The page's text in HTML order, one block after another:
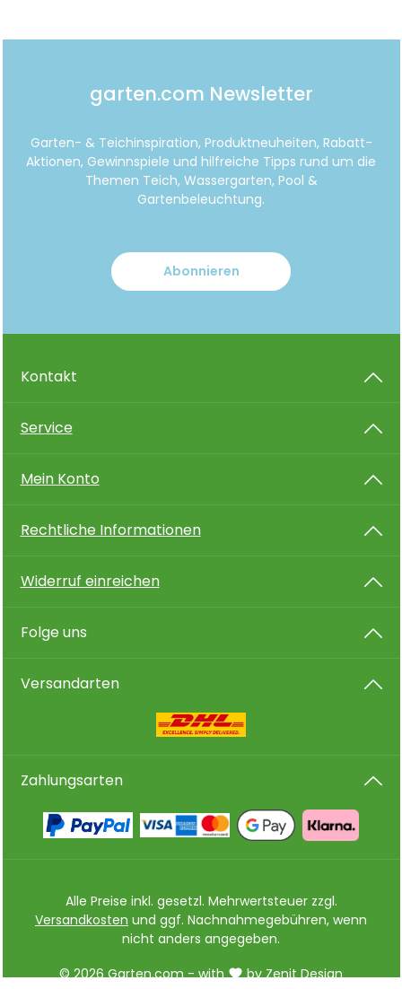
garten.com Newsletter
Garten- & Teichinspiration, Produktneuheiten, Rabatt-
Aktionen, Gewinnspiele und hilfreiche Tipps rund um die
Themen Teich, Wassergarten, Pool &
Gartenbeleuchtung.
Abonnieren
Kontakt
Service
Mein Konto
Rechtliche Informationen
Widerruf einreichen
Folge uns
Versandarten
Zahlungsarten
© 2026 Garten.com - with byZenit Design
Alle Preise inkl. gesetzl. Mehrwertsteuer zzgl.
Versandkosten und ggf. Nachnahmegebühren, wenn
nicht anders angegeben.